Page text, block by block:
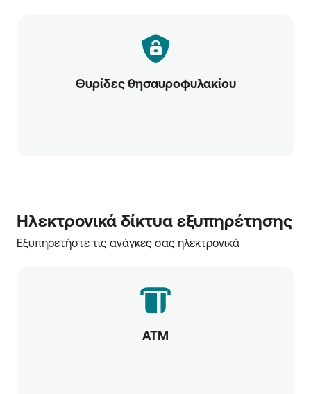
Θυρίδες θησαυροφυλακίου
Ηλεκτρονικά δίκτυα εξυπηρέτησης
Εξυπηρετήστε τις ανάγκες σας ηλεκτρονικά
ATM